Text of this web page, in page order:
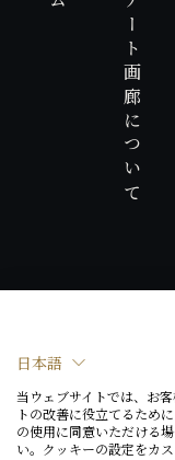
三田アート画廊について
プライバシーポリシ
日本語
当ウェブサイトでは、お
トの改善に役立てるため
の使用に同意いただける
い。クッキーの設定をカ